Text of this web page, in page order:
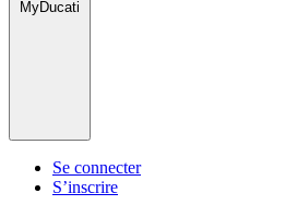
MyDucati
Se connecter
S’inscrire